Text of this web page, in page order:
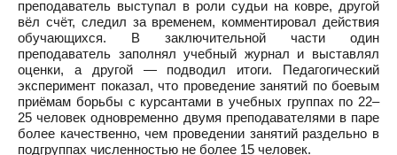
преподаватель выступал в роли судьи на ковре, другой
вёл счёт, следил за временем, комментировал действия
обучающихся. В заключительной части один
преподаватель заполнял учебный журнал и выставлял
оценки, а другой — подводил итоги. Педагогический
эксперимент показал, что проведение занятий по боевым
приёмам борьбы с курсантами в учебных группах по 22–
25 человек одновременно двумя преподавателями в паре
более качественно, чем проведении занятий раздельно в
подгруппах численностью не более 15 человек.